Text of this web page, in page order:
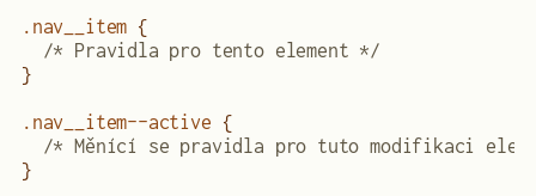
.nav__item {
  /* Pravidla pro tento element */
}
.nav__item--active {
/* Měnící se pravidla pro tuto modifikaci
}